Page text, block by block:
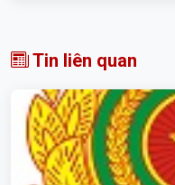
Tin liên quan